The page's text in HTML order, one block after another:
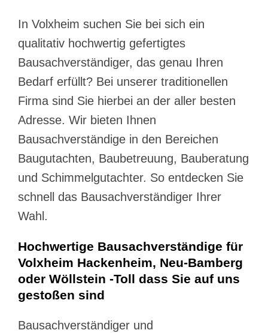
In Volxheim suchen Sie bei sich ein
qualitativ hochwertig gefertigtes
Bausachverständiger, das genau Ihren
Bedarf erfüllt? Bei unserer traditionellen
Firma sind Sie hierbei an der aller besten
Adresse. Wir bieten Ihnen
Bausachverständige in den Bereichen
Baugutachten, Baubetreuung, Bauberatung
und Schimmelgutachter. So entdecken Sie
schnell das Bausachverständiger Ihrer
Wahl.
Hochwertige Bausachverständige für
Volxheim Hackenheim, Neu-Bamberg
oder Wöllstein -Toll dass Sie auf uns
gestoßen sind
Bausachverständiger und